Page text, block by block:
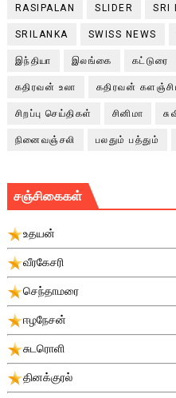
RASIPALAN SLIDER SRI
SRILANKA SWISS NEWS
இந்தியா இலங்கை கட்டுரை
கதிரவன் உலா கதிரவன்
சிறப்பு செய்திகள் சினிமா
நினைவஞ்சலி பலதும் பத்தும்
சஞ்சிகைகள்
உதயன்
வீரகேசரி
செந்தாமரை
ஈழநேசன்
சுடரொளி
தினக்குரல்